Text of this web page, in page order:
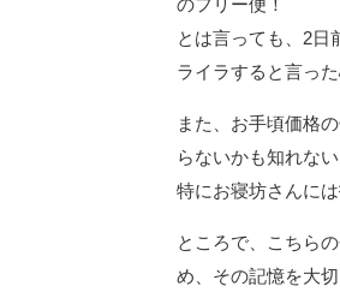
のフリー便！
とは言っても、2日
ライラすると言っ
また、お手頃価格
らないかも知れな
特にお寝坊さんに
ところで、こちら
め、その記憶を大